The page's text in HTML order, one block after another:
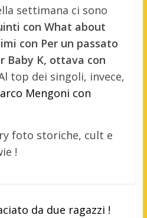
settimana ci sono
con What about
con Per un passato
Baby K, ottava con
top dei singoli, invece,
Mengoni con
foto storiche, cult e
!
da due ragazzi !